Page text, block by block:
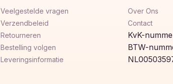
Veelgestelde vragen
Verzendbeleid
Retourneren
Bestelling volgen
Leveringsinformatie
Over Ons
Contact
KvK-
BTW-